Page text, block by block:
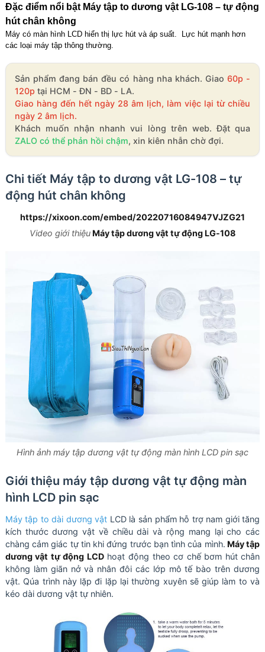
Đặc điểm nổi bật Máy tập to dương vật LG-108 – tự động
hút chân không
Máy có màn hình LCD hiển thị lực hút và áp suất. Lực hút mạnh hơn
các loại máy tập thông thường.
Sản phẩm đang bán đều có hàng nha khách. Giao 60p -
120p tại HCM - ĐN - BD - LA.
Giao hàng đến hết ngày 28 âm lịch, làm việc lại từ chiều
ngày 2 âm lịch.
Khách muốn nhận nhanh vui lòng trên web. Đặt qua
ZALO có thể phản hồi chậm, xin kiên nhẫn chờ đợi.
Chi tiết Máy tập to dương vật LG-108 – tự
động hút chân không
https://xixoon.com/embed/20220716084947VJZG21
Video giới thiệuMáy tập dương vật tự động LG-108
Hình ảnh máy tập dương vật tự động màn hình LCD pin sạc
Giới thiệu máy tập dương vật tự động màn
hình LCD pin sạc
Máy tập to dài dương vật LCD là sản phẩm hỗ trợ nam giới tăng
kích thước dương vật về chiều dài và rộng mang lại cho các
chàng cảm giác tự tin khi đứng trước bạn tình của mình. Máy tập
dương vật tự động LCDhoạt động theo cơ chế bơm hút chân
không làm giãn nở và nhân đôi các lớp mô tế bào trên dương
vật. Qúa trình này lặp đi lặp lại thường xuyên sẽ giúp làm to và
kéo dài dương vật tự nhiên.